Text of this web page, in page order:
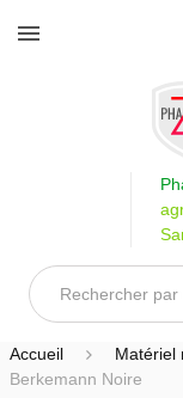
Accueil Matériel
Berkemann Noire